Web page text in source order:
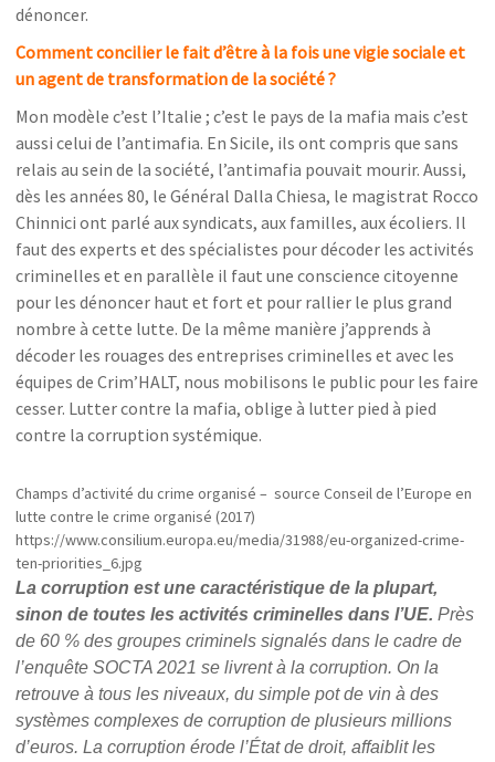
dénoncer.
Comment concilier le fait d’être à la fois une vigie sociale et
un agent de transformation de la société ?
Mon modèle c’est l’Italie ; c’est le pays de la mafia mais c’est
aussi celui de l’antimafia. En Sicile, ils ont compris que sans
relais au sein de la société, l’antimafia pouvait mourir. Aussi,
dès les années 80, le Général Dalla Chiesa, le magistrat Rocco
Chinnici ont parlé aux syndicats, aux familles, aux écoliers. Il
faut des experts et des spécialistes pour décoder les activités
criminelles et en parallèle il faut une conscience citoyenne
pour les dénoncer haut et fort et pour rallier le plus grand
nombre à cette lutte. De la même manière j’apprends à
décoder les rouages des entreprises criminelles et avec les
équipes de Crim’HALT, nous mobilisons le public pour les faire
cesser. Lutter contre la mafia, oblige à lutter pied à pied
contre la corruption systémique.
Champs d’activité du crime organisé – source Conseil de l’Europe en
lutte contre le crime organisé (2017)
https://www.consilium.europa.eu/media/31988/eu-organized-crime-
ten-priorities_6.jpg
La corruption est une caractéristique de la plupart,
sinon de toutes les activités criminelles dans l’UE.Près
de 60 % des groupes criminels signalés dans le cadre de
l’enquête SOCTA 2021 se livrent à la corruption. On la
retrouve à tous les niveaux, du simple pot de vin à des
systèmes complexes de corruption de plusieurs millions
d’euros. La corruption érode l’État de droit, affaiblit les